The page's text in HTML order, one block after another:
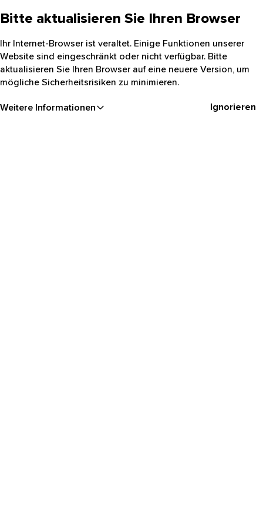
Bitte aktualisieren Sie Ihren Browser
Ihr Internet-Browser ist veraltet. Einige Funktionen unserer
Website sind eingeschränkt oder nicht verfügbar. Bitte
aktualisieren Sie Ihren Browser auf eine neuere Version, um
mögliche Sicherheitsrisiken zu minimieren.
Weitere Informationen Ignorieren